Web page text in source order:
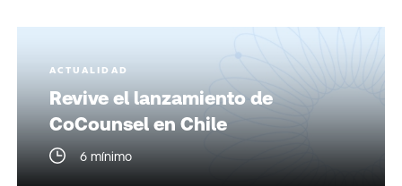
ACTUALIDAD
Revive el lanzamiento de
CoCounsel en Chile
6 mínimo